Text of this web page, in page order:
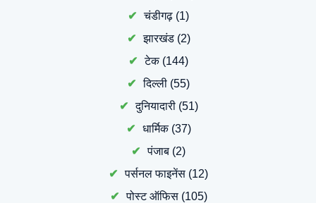
चंडीगढ़ (1)
झारखंड(2)
टेक(144)
दिल्ली (55)
दुनियादारी(51)
धार्मिक(37)
पंजाब (2)
पर्सनल फाइनेंस (12)
पोस्ट ऑफिस(105)